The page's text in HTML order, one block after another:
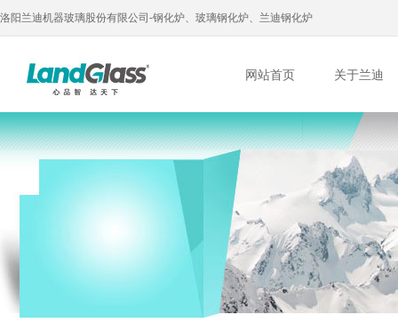
洛阳兰迪机器玻璃股份有限公司-钢化炉、玻璃钢化炉、兰迪钢化炉
网站首页 关于兰迪